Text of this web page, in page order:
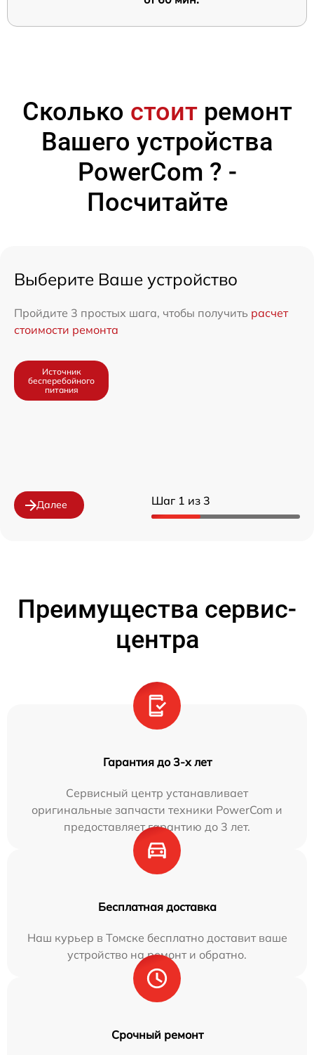
Сколько стоитремонт
Вашего устройства
PowerCom ? -
Посчитайте
Шаг 1 из 3
Выберите Ваше устройство
Пройдите 3 простых шага, чтобы получить расчет
стоимости ремонта
Источник
бесперебойного
питания
Далее
Преимущества сервис-
центра
Гарантия до 3-х лет
Сервисный центр устанавливает
оригинальные запчасти техники PowerCom и
предоставляет гарантию до 3 лет.
Бесплатная доставка
Наш курьер в Томске бесплатно доставит ваше
устройство на ремонт и обратно.
Срочный ремонт